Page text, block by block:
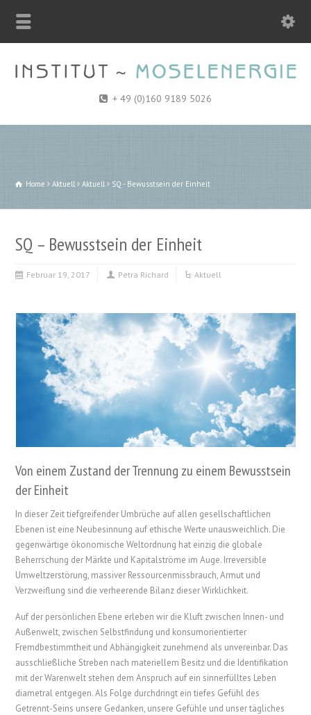
+ 49 (0)160 9189 5026
Home Aktuell Aktuell SQ - Bewusstsein der Einheit
SQ – Bewusstsein der Einheit
Februar 19, 2017 Petra Richard Aktuell
Von einem Zustand der Trennung zu einem Bewusstsein
der Einheit
In dieser Zeit tiefgreifender Umbrüche auf allen gesellschaftlichen
Ebenen ist eine Neubesinnung auf ethische Werte unausweichlich. Die
gegenwärtige ökonomische Weltordnung hat einzig die globale
Beherrschung der Märkte und Kapitalströme im Auge. Irreversible
Umweltzerstörung, massiver Ressourcenmissbrauch, Armut und
Verzweiflung sind die verheerende Bilanz dieser Wirklichkeit.
Auf der persönlichen Ebene erleben wir die Kluft zwischen Innen- und
Außenwelt, zwischen Selbstfindung und konsumorientierter
Fremdbestimmtheit und Abhängigkeit zunehmend als unvereinbar. Das
ausschließliche Streben nach materiellem Besitz und die Identifikation
mit der Warenwelt stehen dem Anspruch auf ein sinnerfülltes Leben
diametral entgegen. Als Folge durchdringt ein tiefes Gefühl des
Getrennt-Seins unsere Gedanken, unsere Gefühle und unser tägliches